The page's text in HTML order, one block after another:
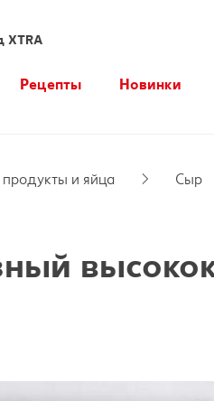
Pецепты Новинки
XTRA
и яйца Сыр